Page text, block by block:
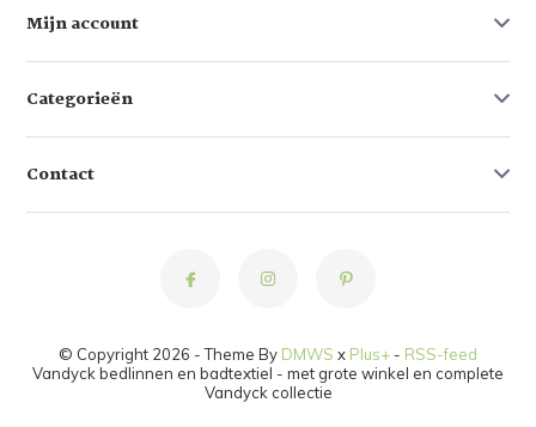
Mijn account
Categorieën
Contact
© Copyright 2026 - Theme By DMWS x Plus+ - RSS-feed
Vandyck bedlinnen en badtextiel - met grote winkel en complete
Vandyck collectie